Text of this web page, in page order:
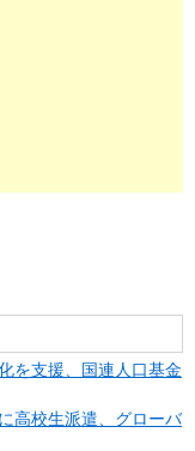
を支援、国連人口基金
高校生派遣、グローバ